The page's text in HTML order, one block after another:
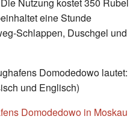
Nutzung kostet 350 Rubel
eine Stunde
Schlappen, Duschgel und
Domodedowo lautet:
und Englisch)
Domodedowo in Moskau